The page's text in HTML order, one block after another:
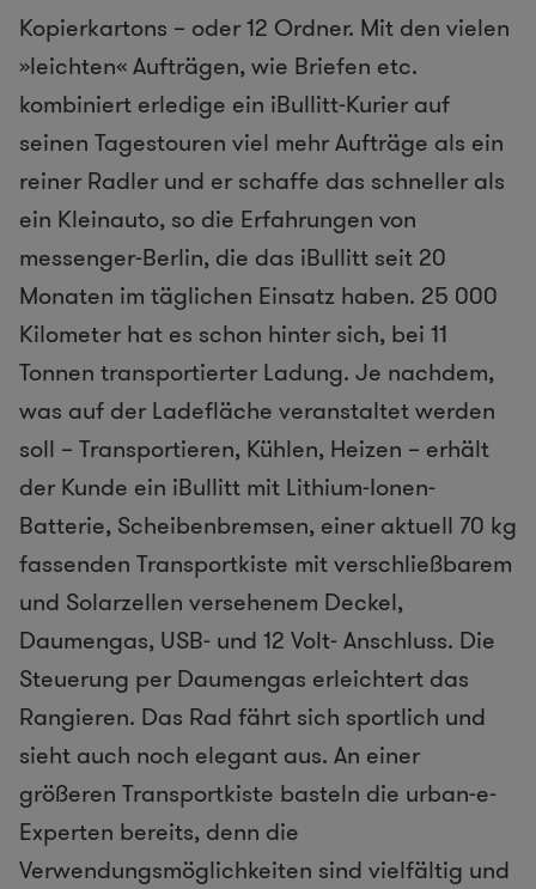
Kopierkartons – oder 12 Ordner. Mit den vielen
»leichten« Aufträgen, wie Briefen etc.
kombiniert erledige ein iBullitt-Kurier auf
seinen Tagestouren viel mehr Aufträge als ein
reiner Radler und er schaffe das schneller als
ein Kleinauto, so die Erfahrungen von
messenger-Berlin, die das iBullitt seit 20
Monaten im täglichen Einsatz haben. 25 000
Kilometer hat es schon hinter sich, bei 11
Tonnen transportierter Ladung. Je nachdem,
was auf der Ladefläche veranstaltet werden
soll – Transportieren, Kühlen, Heizen – erhält
der Kunde ein iBullitt mit Lithium-Ionen-
Batterie, Scheibenbremsen, einer aktuell 70 kg
fassenden Transportkiste mit verschließbarem
und Solarzellen versehenem Deckel,
Daumengas, USB- und 12 Volt- Anschluss. Die
Steuerung per Daumengas erleichtert das
Rangieren. Das Rad fährt sich sportlich und
sieht auch noch elegant aus. An einer
größeren Transportkiste basteln die urban-e-
Experten bereits, denn die
Verwendungsmöglichkeiten sind vielfältig und